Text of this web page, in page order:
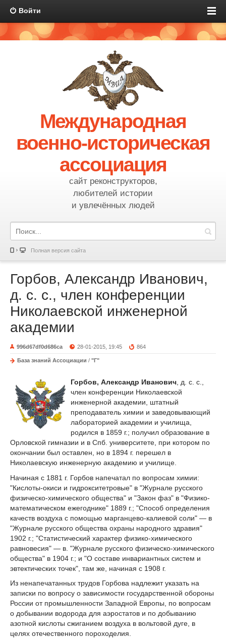
Войти
Международная
военно-историческая
ассоциация
сайт реконструкторов,
любителей истории
и увлечённых людей
Полная версия сайта
Горбов, Александр Иванович,
д. с. с., член конференции
Николаевской инженерной
академии
996d67df0d686ca 28-01-2015, 19:45 864
База знаний Ассоциации / "Г"
Горбов, Александр Иванович , д. с. с.,
член конференции Николаевской
инженерной академии, штатный
преподаватель химии и заведовывающий
лабораторией академии и училища,
родился в 1859 г.; получил образование в
Орловской гимназии и в Спб. университете, при котором по
окончании был оставлен, но в 1894 г. перешел в
Николаевскую инженерную академию и училище.
Начиная с 1881 г. Горбов напечатал по вопросам химии:
"Кислоты-окиси и гидрокситетровые" в "Журнале русского
физическо-химического общества" и "Закон фаз" в "Физико-
математическом ежегоднике" 1889 г.; "Способ определения
качеств воздуха с помощью марганцево-калиевой соли" — в
"Журнале русского общества охраны народного здравия"
1902 г.; "Статистический характер физико-химического
равновесия" — в. "Журнале русского физическо-химического
общества" в 1904 г.; и "О составе инвариантных систем и
эвтектических точек", там же, начиная с 1908 г.
Из ненапечатанных трудов Горбова надлежит указать на
записки по вопросу о зависимости государственной обороны
России от промышленности Западной Европы, по вопросам
о добывании водорода для аэростатов и по добыванию
азотной кислоты сжиганием воздуха в вольтовой дуге, в
целях отечественного пороходелия.